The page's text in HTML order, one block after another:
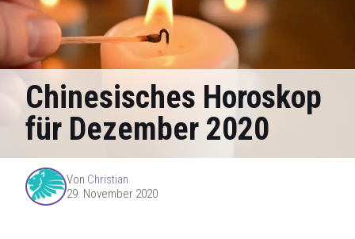
Chinesisches Horoskop
für Dezember 2020
Von Christian
29. November 2020